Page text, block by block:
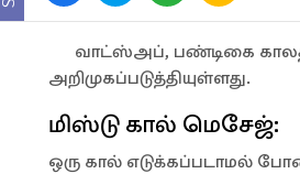
வாட்ஸ்அப், பண்டிகை
அறிமுகப்படுத்தியுள்ளது.
மிஸ்டு கால் மெசேஜ்:
ஒரு கால் எடுக்கப்படாமல்